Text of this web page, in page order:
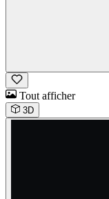
Tout afficher
3D